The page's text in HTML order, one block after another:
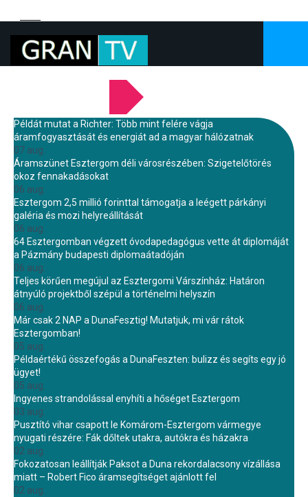
Példát mutat a Richter: Több mint felére vágja
áramfogyasztását és energiát ad a magyar hálózatnak
07 aug.
Áramszünet Esztergom déli városrészében: Szigetelőtörés
okoz fennakadásokat
06 aug.
Esztergom 2,5 millió forinttal támogatja a leégett párkányi
galéria és mozi helyreállítását
06 aug.
64 Esztergomban végzett óvodapedagógus vette át diplomáját
a Pázmány budapesti diplomaátadóján
06 aug.
Teljes körűen megújul az Esztergomi Várszínház: Határon
átnyúló projektből szépül a történelmi helyszín
06 aug.
Már csak 2 NAP a DunaFesztig! Mutatjuk, mi vár rátok
Esztergomban!
05 aug.
Példaértékű összefogás a DunaFeszten: bulizz és segíts egy jó
ügyet!
05 aug.
Ingyenes strandolással enyhíti a hőséget Esztergom
03 aug.
Pusztító vihar csapott le Komárom-Esztergom vármegye
nyugati részére: Fák dőltek utakra, autókra és házakra
02 aug.
Fokozatosan leállítják Paksot a Duna rekordalacsony vízállása
miatt – Robert Fico áramsegítséget ajánlott fel
02 aug.